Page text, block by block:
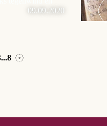
09.09.2020
...8 →